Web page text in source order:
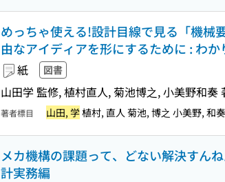
めっちゃ使える!設計目線で見る「機械
由なアイディアを形にするために : わ
紙 図書
山田学 監修, 植村直人, 菊池博之, 小美野和奏
著者標目 山田, 学植村, 直人 菊池, 博之 小美野, 和奏
メカ機構の課題って、どない解決すん
計実務編